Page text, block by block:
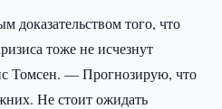
доказательством того, что
тоже не исчезнут
Томсен. — Прогнозирую, что
Не стоит ожидать